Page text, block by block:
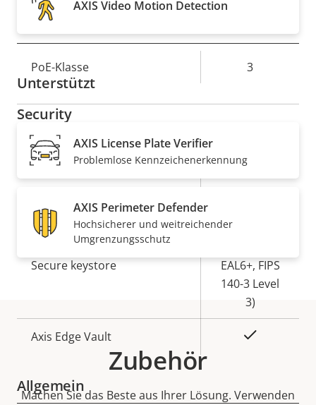
hinaus ist diese Dome-Kamera einfach zu
installieren, zu warten und zu bedienen.
Netzwerk
Eigentumsbeschreibung Eigentumswert
PoE-Klasse 3
Security
Eigentumsbeschreibung Eigentumswert
Signiertes OS
Secure keystore
EAL6+, FIPS
140-3 Level
3)
Axis Edge Vault
Allgemein
AXIS Video Motion Detection
Unterstützt
AXIS License Plate Verifier
Problemlose Kennzeichenerkennung
AXIS Perimeter Defender
Hochsicherer und weitreichender
Umgrenzungsschutz
Zubehör
Machen Sie das Beste aus Ihrer Lösung. Verwenden